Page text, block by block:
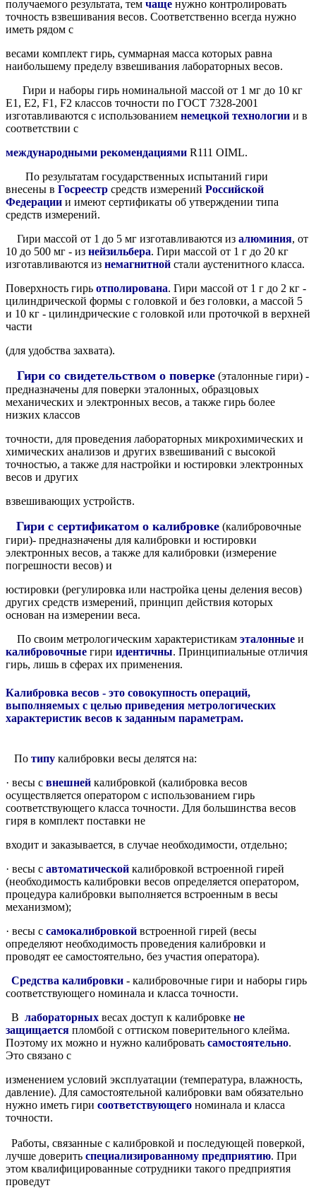
получаемого результата, тем чаще нужно контролировать
точность взвешивания весов. Соответственно всегда нужно
иметь рядом с
весами комплект гирь, суммарная масса которых равна
наибольшему пределу взвешивания лабораторных весов.
Гири и наборы гирь номинальной массой от 1 мг до 10 кг
Е1, Е2, F1, F2 классов точности по ГОСТ 7328-2001
изготавливаются с использованием немецкой технологии и в
соответствии с
международными рекомендациями R111 OIML.
По результатам государственных испытаний гири
внесены в Госреестр средств измерений Российской
Федерации и имеют сертификаты об утверждении типа
средств измерений.
Гири массой от 1 до 5 мг изготавливаются из алюминия, от
10 до 500 мг - из нейзильбера. Гири массой от 1 г до 20 кг
изготавливаются из немагнитной стали аустенитного класса.
Поверхность гирь отполирована. Гири массой от 1 г до 2 кг -
цилиндрической формы с головкой и без головки, а массой 5
и 10 кг - цилиндрические с головкой или проточкой в верхней
части
(для удобства захвата).
Гири со свидетельством о поверке (эталонные гири) -
предназначены для поверки эталонных, образцовых
механических и электронных весов, а также гирь более
низких классов
точности, для проведения лабораторных микрохимических и
химических анализов и других взвешиваний с высокой
точностью, а также для настройки и юстировки электронных
весов и других
взвешивающих устройств.
Гири с сертификатом о калибровке (калибровочные
гири)- предназначены для калибровки и юстировки
электронных весов, а также для калибровки (измерение
погрешности весов) и
юстировки (регулировка или настройка цены деления весов)
других средств измерений, принцип действия которых
основан на измерении веса.
По своим метрологическим характеристикам эталонные и
калибровочные гири идентичны. Принципиальные отличия
гирь, лишь в сферах их применения.
Калибровка весов - это совокупность операций,
выполняемых с целью приведения метрологических
характеристик весов к заданным параметрам.
По типу калибровки весы делятся на:
· весы с внешней калибровкой (калибровка весов
осуществляется оператором с использованием гирь
соответствующего класса точности. Для большинства весов
гиря в комплект поставки не
входит и заказывается, в случае необходимости, отдельно;
· весы с автоматической калибровкой встроенной гирей
(необходимость калибровки весов определяется оператором,
процедура калибровки выполняется встроенным в весы
механизмом);
· весы с самокалибровкой встроенной гирей (весы
определяют необходимость проведения калибровки и
проводят ее самостоятельно, без участия оператора).
Средства калибровки - калибровочные гири и наборы гирь
соответствующего номинала и класса точности.
В лабораторных весах доступ к калибровке не
защищается пломбой с оттиском поверительного клейма.
Поэтому их можно и нужно калибровать самостоятельно.
Это связано с
изменением условий эксплуатации (температура, влажность,
давление). Для самостоятельной калибровки вам обязательно
нужно иметь гири соответствующего номинала и класса
точности.
Работы, связанные с калибровкой и последующей поверкой,
лучше доверить специализированному предприятию. При
этом квалифицированные сотрудники такого предприятия
проведут